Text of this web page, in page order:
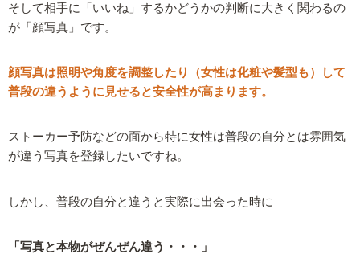
そして相手に「いいね」するかどうかの判断に大きく関わるの
が「顔写真」です。
顔写真は照明や角度を調整したり（女性は化粧や髪型も）して
普段の違うように見せると安全性が高まります。
ストーカー予防などの面から特に女性は普段の自分とは雰囲気
が違う写真を登録したいですね。
しかし、普段の自分と違うと実際に出会った時に
「写真と本物がぜんぜん違う・・・」